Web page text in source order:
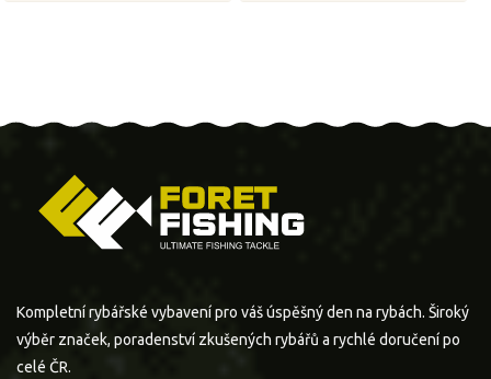
Kompletní rybářské vybavení pro váš úspěšný den na rybách. Široký
výběr značek, poradenství zkušených rybářů a rychlé doručení po
celé ČR.